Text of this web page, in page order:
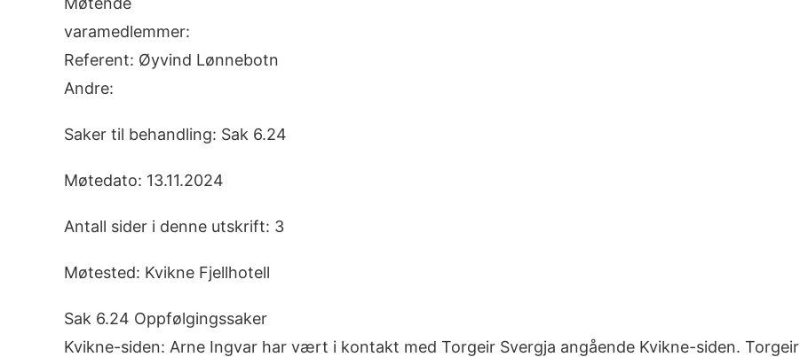
varamedlemmer:
Referent: Øyvind Lønnebotn
Andre:
Saker til behandling: Sak 6.24
Møtedato: 13.11.2024
Antall sider i denne utskrift: 3
Møtested: Kvikne Fjellhotell
Sak 6.24 Oppfølgingssaker
Kvikne-siden: Arne Ingvar har vært i kontakt med Torgeir Svergja angående Kvikne-siden. Torgeir